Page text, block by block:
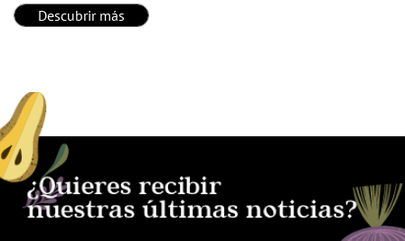
Descubrir más